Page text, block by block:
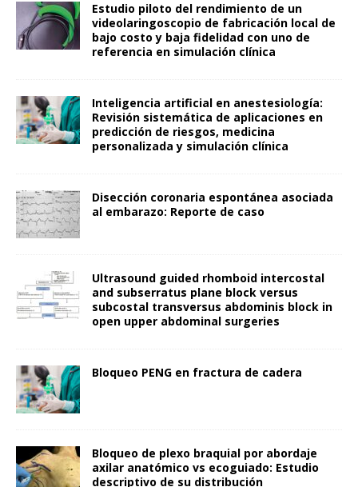
Estudio piloto del rendimiento de un
videolaringoscopio de fabricación local de
bajo costo y baja fidelidad con uno de
referencia en simulación clínica
Inteligencia artificial en anestesiología:
Revisión sistemática de aplicaciones en
predicción de riesgos, medicina
personalizada y simulación clínica
Disección coronaria espontánea asociada
al embarazo: Reporte de caso
Ultrasound guided rhomboid intercostal
and subserratus plane block versus
subcostal transversus abdominis block in
open upper abdominal surgeries
Bloqueo PENG en fractura de cadera
Bloqueo de plexo braquial por abordaje
axilar anatómico vs ecoguiado: Estudio
descriptivo de su distribución